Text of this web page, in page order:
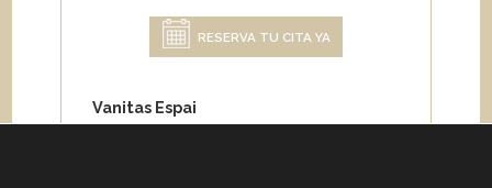
RESERVA TU CITA YA
Vanitas Espai
Carrer de Paris 204